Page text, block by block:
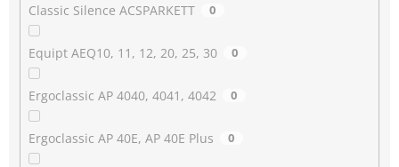
Classic Silence ACSPARKETT 0
Equipt AEQ10, 11, 12, 20, 25, 30 0
Ergoclassic AP 4040, 4041, 4042 0
Ergoclassic AP 40E, AP 40E Plus 0